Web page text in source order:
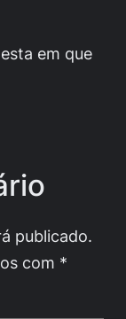
em que
publicado.
com *